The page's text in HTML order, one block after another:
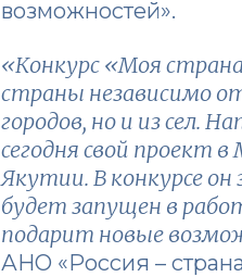
возможностей».
«Конкурс «Моя
страны независимо
городов, но и из сел.
сегодня свой проект
Якутии. В конкурсе
будет запущен в
подарит новые
АНО «Россия –